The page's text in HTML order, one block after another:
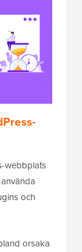
webbplats
och
orsaka